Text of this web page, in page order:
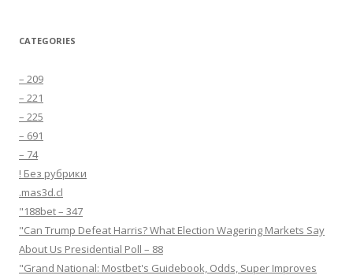
CATEGORIES
– 209
– 221
– 225
– 691
– 74
! Без рубрики
.mas3d.cl
"188bet – 347
"Can Trump Defeat Harris? What Election Wagering Markets Say
About Us Presidential Poll – 88
"Grand National: Mostbet's Guidebook, Odds, Super Improves